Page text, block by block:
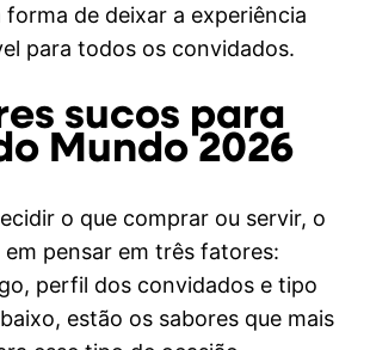
de deixar a experiência
para todos os convidados.
sucos para
Mundo 2026
o que comprar ou servir, o
pensar em três fatores:
perfil dos convidados e tipo
estão os sabores que mais